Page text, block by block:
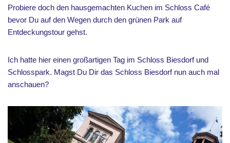
Probiere doch den hausgemachten Kuchen im Schloss Café
bevor Du auf den Wegen durch den grünen Park auf
Entdeckungstour gehst.
Ich hatte hier einen großartigen Tag im Schloss Biesdorf und
Schlosspark. Magst Du Dir das Schloss Biesdorf nun auch mal
anschauen?